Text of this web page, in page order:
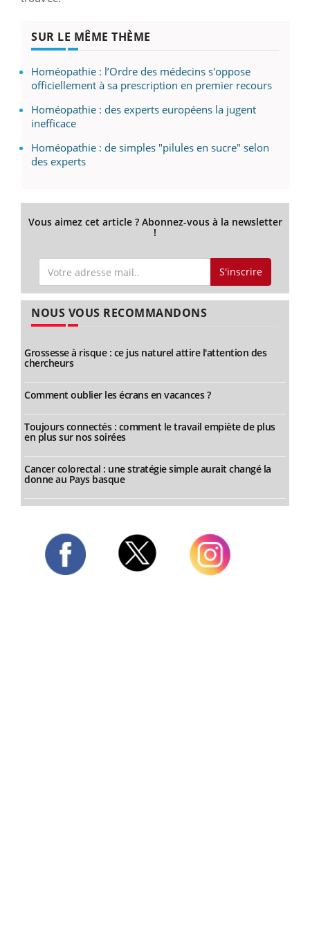
SUR LE MÊME THÈME
Homéopathie : l’Ordre des médecins s'oppose
officiellement à sa prescription en premier recours
Homéopathie : des experts européens la jugent
inefficace
Homéopathie : de simples "pilules en sucre" selon
des experts
Vous aimez cet article ? Abonnez-vous à la newsletter
!
S'inscrire
NOUS VOUS RECOMMANDONS
Grossesse à risque : ce jus naturel attire l'attention des
chercheurs
Comment oublier les écrans en vacances ?
Toujours connectés : comment le travail empiète de plus
en plus sur nos soirées
Cancer colorectal : une stratégie simple aurait changé la
donne au Pays basque